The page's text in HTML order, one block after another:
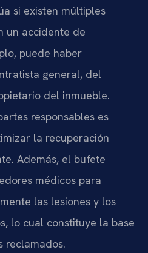
si existen múltiples
un accidente de
puede haber
general, del
del inmueble.
responsables es
la recuperación
Además, el bufete
médicos para
las lesiones y los
lo cual constituye la base
reclamados.